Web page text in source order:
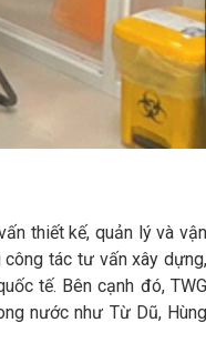
thiết kế, quản lý và vận
công tác tư vấn xây dựng,
tế. Bên cạnh đó, TWG
nước như Từ Dũ, Hùng